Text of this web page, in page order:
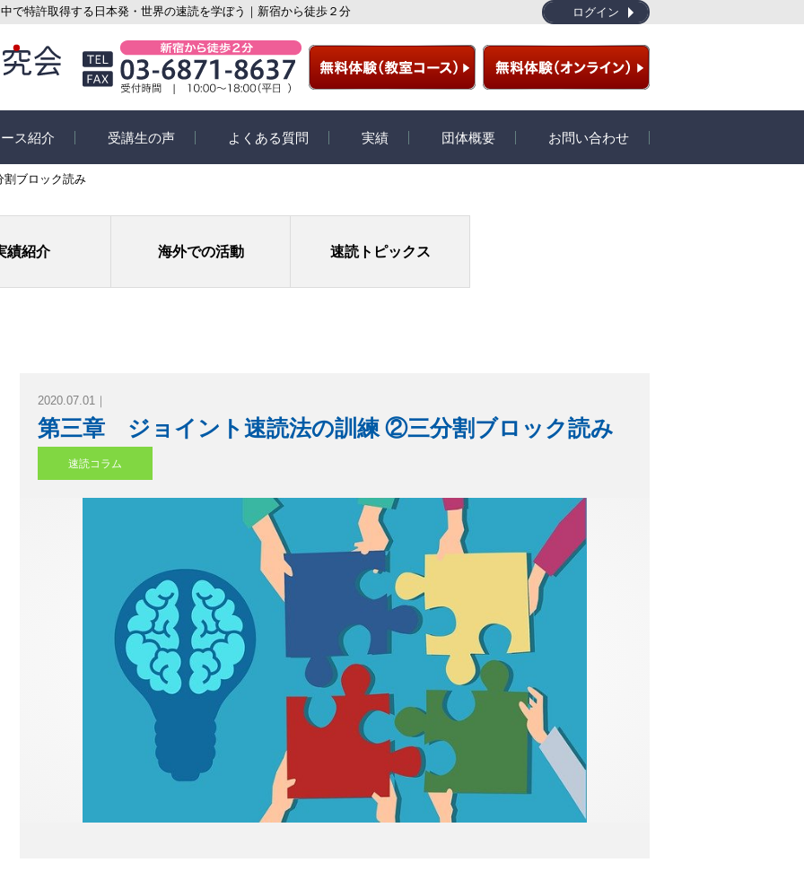
で特許取得する日本発・世界の速読を学ぼう｜新宿から徒歩２分 ログイン
ス紹介
介
受講生の声
受講生の声
よくある質問 実績 団体概要 お問い合わせ
ブロック読み
績紹介 海外での活動 速読トピックス
2020.07.01｜
第三章 ジョイント速読法の訓練 ②三分割ブロック読み
速読コラム